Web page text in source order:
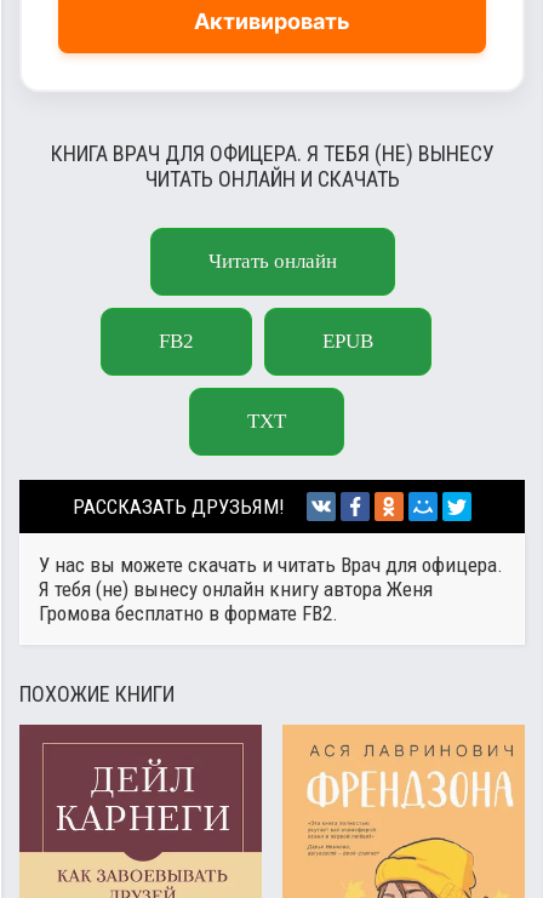
Активировать
КНИГА ВРАЧ ДЛЯ ОФИЦЕРА. Я ТЕБЯ (НЕ) ВЫНЕСУ
ЧИТАТЬ ОНЛАЙН И СКАЧАТЬ
Читать онлайн
FB2 EPUB
TXT
РАССКАЗАТЬ ДРУЗЬЯМ!
У нас вы можете скачать и читать Врач для офицера.
Я тебя (не) вынесу онлайн книгу автора Женя
Громова бесплатно в формате FB2.
ПОХОЖИЕ КНИГИ